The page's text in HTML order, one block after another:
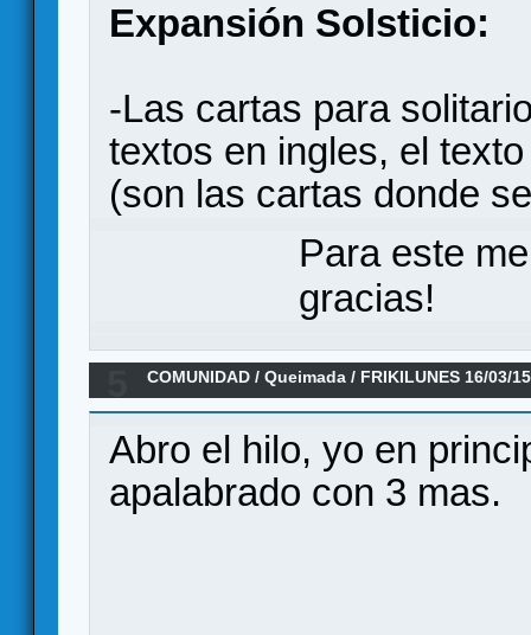
Expansión Solsticio:
-Las cartas para
textos en ingles, el
(son las cartas donde
Para este
gracias!
COMUNIDAD /Queimada / FRIKILUNES 16/03/15
Abro el hilo, yo en
apalabrado con 3 mas.